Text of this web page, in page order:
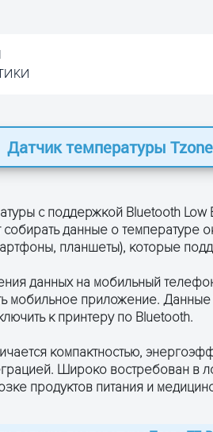
Датчик температуры
с поддержкой Bluetooth
данные о температуре
планшеты), которые
данных на мобильный
мобильное приложение.
к принтеру по Bluetooth.
компактностью,
Широко востребован в
продуктов питания и